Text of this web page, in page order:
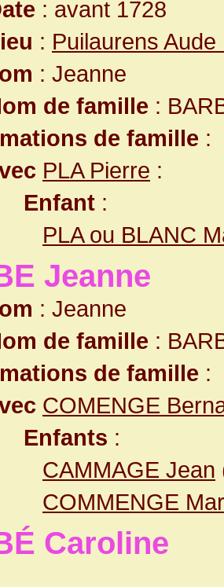
: avant 1728
: Puilaurens
: Jeanne
de famille :
de famille :
PLA Pierre :
Enfant :
PLA ou BLANC
Jeanne
: Jeanne
de famille :
de famille :
COMENGE
Enfants :
CAMMAGE Jean
COMMENGE
Caroline